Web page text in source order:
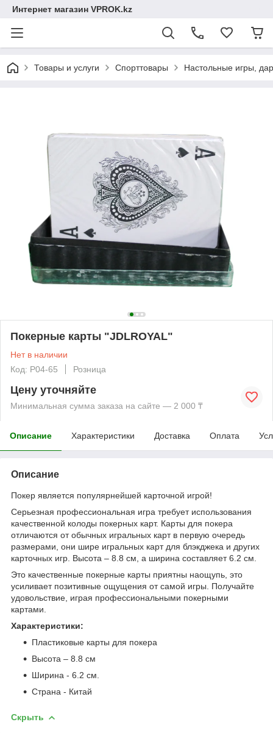
Интернет магазин VPROK.kz
Товары и услуги Спорттовары Настольные игры,
Покерные карты "JDLROYAL"
Нет в наличии
Код: P04-65
Розница
Цену уточняйте
Минимальная сумма заказа на сайте — 2 000 ₸
Описание Характеристики Доставка Оплата
Описание
Покер является популярнейшей карточной игрой!
Серьезная профессиональная игра требует использования
качественной колоды покерных карт. Карты для покера
отличаются от обычных игральных карт в первую очередь
размерами, они шире игральных карт для блэкджека и других
карточных игр. Высота – 8.8 см, а ширина составляет 6.2 см.
Это качественные покерные карты приятны наощупь, это
усиливает позитивные ощущения от самой игры. Получайте
удовольствие, играя профессиональными покерными
картами.
Характеристики:
Пластиковые карты для покера
Высота – 8.8 см
Ширина - 6.2 см.
Страна - Китай
Скрыть